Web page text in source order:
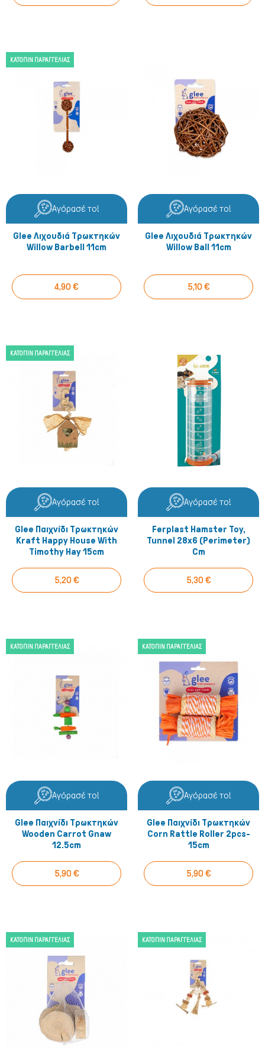
ΚΑΤΌΠΙΝ ΠΑΡΑΓΓΕΛΊΑΣ
Αγόρασέ το!
Glee Λιχουδιά Τρωκτηκών
Willow Barbell 11cm
4,90 €
Αγόρασέ το!
Glee Λιχουδιά Τρωκτηκών
Willow Ball 11cm
5,10 €
ΚΑΤΌΠΙΝ ΠΑΡΑΓΓΕΛΊΑΣ
Αγόρασέ το!
Glee Παιχνίδι Τρωκτηκών
Kraft Happy House With
Timothy Hay 15cm
5,20 €
Αγόρασέ το!
Ferplast Hamster Toy,
Tunnel 28x6 (perimeter)
Cm
5,30 €
ΚΑΤΌΠΙΝ ΠΑΡΑΓΓΕΛΊΑΣ
Αγόρασέ το!
Glee Παιχνίδι Τρωκτηκών
Wooden Carrot Gnaw
12.5cm
5,90 €
ΚΑΤΌΠΙΝ ΠΑΡΑΓΓΕΛΊΑΣ
Αγόρασέ το!
Glee Παιχνίδι Τρωκτηκών
Corn Rattle Roller 2pcs-
15cm
5,90 €
ΚΑΤΌΠΙΝ ΠΑΡΑΓΓΕΛΊΑΣ ΚΑΤΌΠΙΝ ΠΑΡΑΓΓΕΛΊΑΣ